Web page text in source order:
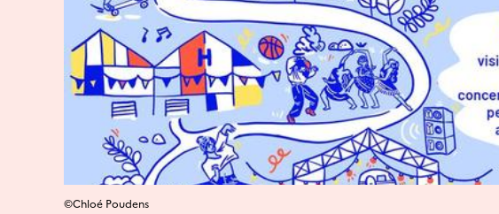
©Chloé Poudens